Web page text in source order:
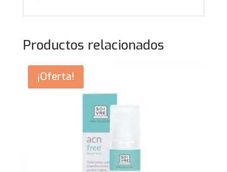
Productos relacionados
¡Oferta!